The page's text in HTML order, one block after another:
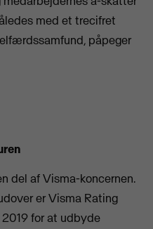
med et trecifret
påpeger
del af Visma-koncernen.
er Visma Rating
for at udbyde